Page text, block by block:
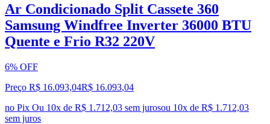
Ar Condicionado Split Cassete 360
Samsung Windfree Inverter 36000 BTU
Quente e Frio R32 220V
6% OFF
Preço R$ 16.093,04R$ 16.093,04
no Pix Ou 10x de R$ 1.712,03 sem jurosou 10x de R$ 1.712,03
sem juros